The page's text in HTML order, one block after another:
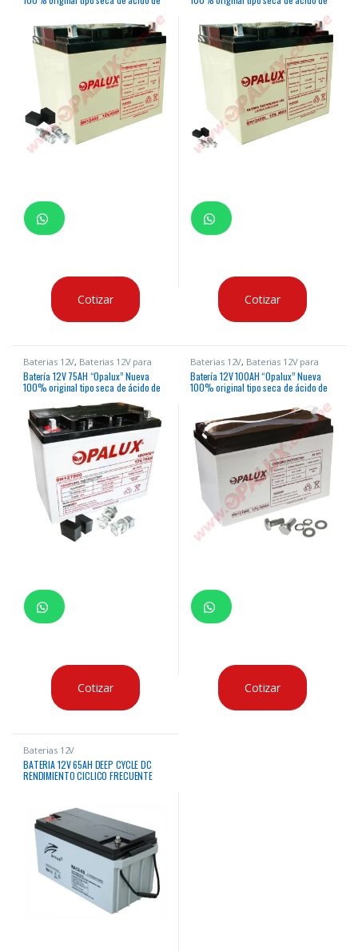
Cotizar Cotizar
Baterias 12V, Baterias 12V para
Paneles Solares
Batería 12V 75AH “Opalux” Nueva
100% original tipo seca de ácido de
Cotizar
Baterias 12V, Baterias 12V para
Paneles Solares
Batería 12V 100AH “Opalux” Nueva
100% original tipo seca de ácido de
Cotizar
Baterias 12V
BATERIA 12V 65AH DEEP CYCLE DC
RENDIMIENTO CICLICO FRECUENTE